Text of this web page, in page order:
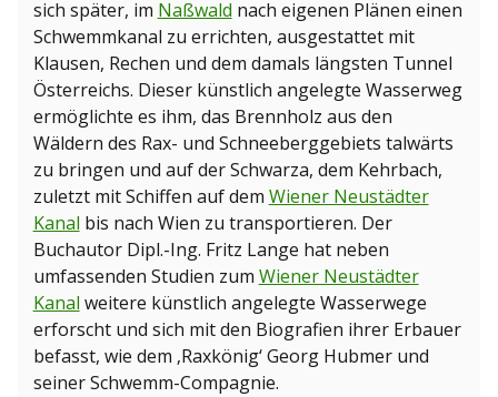
sich später, im Naßwald nach eigenen Plänen einen
Schwemmkanal zu errichten, ausgestattet mit
Klausen, Rechen und dem damals längsten Tunnel
Österreichs. Dieser künstlich angelegte Wasserweg
ermöglichte es ihm, das Brennholz aus den
Wäldern des Rax- und Schneeberggebiets talwärts
zu bringen und auf der Schwarza, dem Kehrbach,
zuletzt mit Schiffen auf dem Wiener Neustädter
Kanal bis nach Wien zu transportieren. Der
Buchautor Dipl.-Ing. Fritz Lange hat neben
umfassenden Studien zum Wiener Neustädter
Kanal weitere künstlich angelegte Wasserwege
erforscht und sich mit den Biografien ihrer Erbauer
befasst, wie dem ‚Raxkönig‘ Georg Hubmer und
seiner Schwemm-Compagnie.